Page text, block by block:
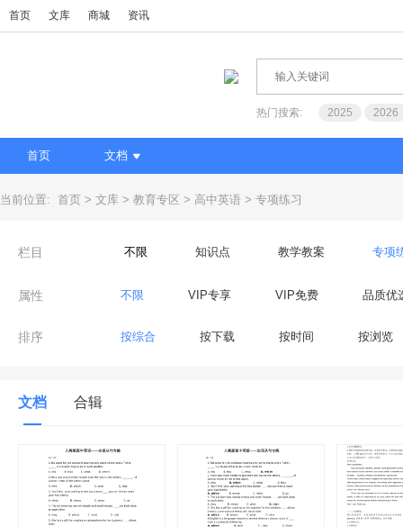
首页 文库 商城 资讯
热门搜索: 2025 2026
首页 文档
当前位置: 首页 文库 教育专区 高中英语 专项练习
栏目 不限 知识点 教学教案 专项
属性 不限 VIP专享 VIP免费 品质优
排序 按综合 按下载 按时间 按浏览
文档 合辑